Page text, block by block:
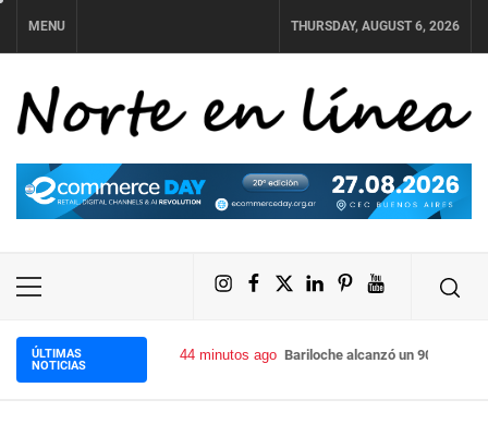
Skip
to
content
MENU THURSDAY, AUGUST 6, 2026
NORTE EN LÍNEA
Primary
Instagram
Facebook
X LinkedIn
PinterestYouTube
ÚLTIMAS
NOTICIAS
44 minutos ago Bariloche alcanzó un 90% de